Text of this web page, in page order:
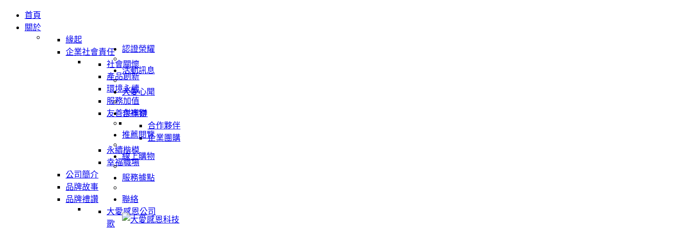
首頁
關於
緣起
企業社會責任
社會關懷
產品創新
環境永續
服務加值
友善供應鏈
合作夥伴
企業團購
永續楷模
幸福職場
公司簡介
品牌故事
品牌禮讚
大愛感恩公司
歌
認證榮耀
活動訊息
大愛心聞
吉祥物
推薦閱覽
線上購物
服務據點
聯絡